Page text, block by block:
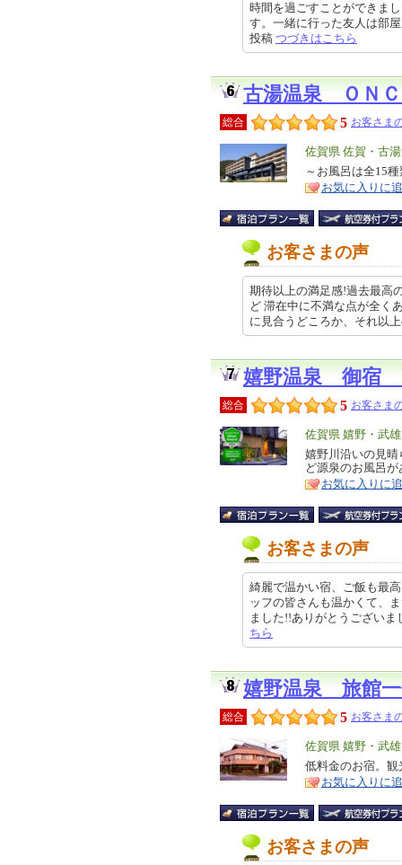
時間を過ごすことができま
す。一緒に行った友人は部
投稿 つづきはこちら
古湯温泉 ＯＮ
総合 5 お客さま
エ
リ
ア
佐賀県 佐賀・古
特
徴
～お風呂は全15
お気に入りに
お客さまの声
期待以上の満足感!過去最高
ど 滞在中に不満な点が全く
に見合うどころか、それ以
嬉野温泉 御宿
総合 5 お客さま
エ
リ
ア
佐賀県 嬉野・武
特
徴
嬉野川沿いの見
ど源泉のお風呂
お気に入りに
お客さまの声
綺麗で温かい宿、ご飯も最
ッフの皆さんも温かくて、
ました!!ありがとうござい
ちら
嬉野温泉 旅館
総合 5 お客さま
エ
リ
ア
佐賀県 嬉野・武
特
徴
低料金のお宿。
お気に入りに
お客さまの声